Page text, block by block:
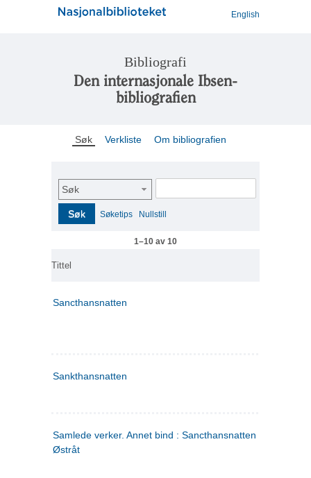
English
Bibliografi
Den internasjonale Ibsen-
bibliografien
Søk Verkliste Om bibliografien
Søk
Søk Søketips Nullstill
1–10 av 10
Tittel
Sancthansnatten
Sankthansnatten
Samlede verker. Annet bind : Sancthansnatten ; Fru Inger
Østråt